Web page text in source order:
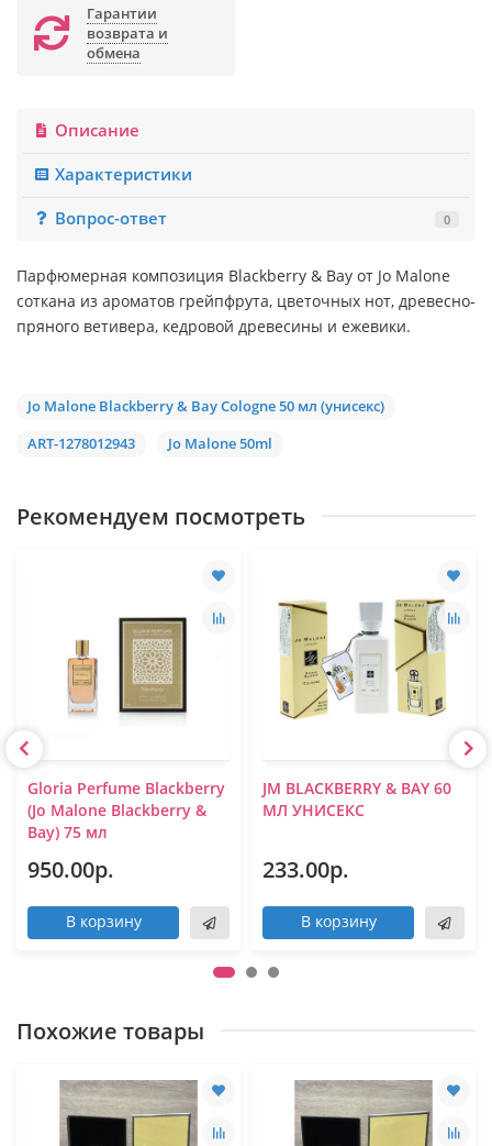
Гарантии
возврата и
обмена
Описание
Характеристики
Вопрос-ответ
0
Парфюмерная композиция Blackberry & Bay от Jo Malone
соткана из ароматов грейпфрута, цветочных нот, древесно-
пряного ветивера, кедровой древесины и ежевики.
Jo Mаlоnе Blackberry & Bay Cologne 50 мл (унисекс)
ART-1278012943
Jo Malone 50ml
Рекомендуем посмотреть
Gloria Perfume Blackberry
(Jo Mаlоnе Blackberry &
Bay) 75 мл
950.00р.
В корзину
JM BLACKBERRY & BAY 60
МЛ УНИСЕКС
233.00р.
В корзину
Похожие товары